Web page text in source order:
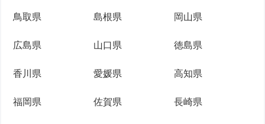
鳥取県 島根県 岡山県
広島県 山口県 徳島県
香川県 愛媛県 高知県
福岡県 佐賀県 長崎県